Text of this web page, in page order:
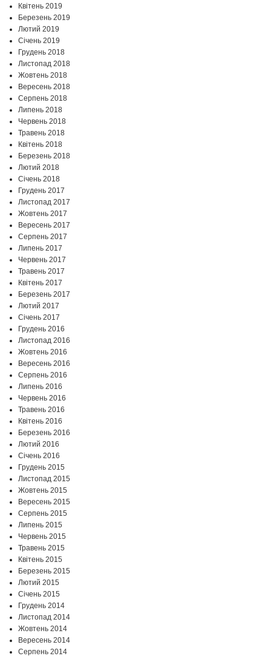
Квітень 2019
Березень 2019
Лютий 2019
Січень 2019
Грудень 2018
Листопад 2018
Жовтень 2018
Вересень 2018
Серпень 2018
Липень 2018
Червень 2018
Травень 2018
Квітень 2018
Березень 2018
Лютий 2018
Січень 2018
Грудень 2017
Листопад 2017
Жовтень 2017
Вересень 2017
Серпень 2017
Липень 2017
Червень 2017
Травень 2017
Квітень 2017
Березень 2017
Лютий 2017
Січень 2017
Грудень 2016
Листопад 2016
Жовтень 2016
Вересень 2016
Серпень 2016
Липень 2016
Червень 2016
Травень 2016
Квітень 2016
Березень 2016
Лютий 2016
Січень 2016
Грудень 2015
Листопад 2015
Жовтень 2015
Вересень 2015
Серпень 2015
Липень 2015
Червень 2015
Травень 2015
Квітень 2015
Березень 2015
Лютий 2015
Січень 2015
Грудень 2014
Листопад 2014
Жовтень 2014
Вересень 2014
Серпень 2014